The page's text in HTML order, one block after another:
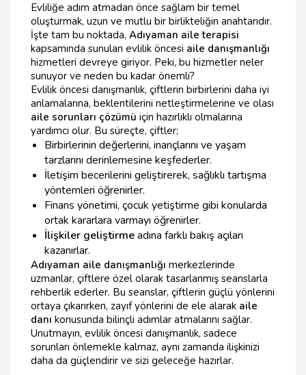
Evliliğe adım atmadan önce sağlam bir temel
oluşturmak, uzun ve mutlu bir birlikteliğin anahtarıdır.
İşte tam bu noktada, Adıyaman aile terapisi
kapsamında sunulan evlilik öncesi aile danışmanlığı
hizmetleri devreye giriyor. Peki, bu hizmetler neler
sunuyor ve neden bu kadar önemli?
Evlilik öncesi danışmanlık, çiftlerin birbirlerini daha iyi
anlamalarına, beklentilerini netleştirmelerine ve olası
aile sorunları çözümü için hazırlıklı olmalarına
yardımcı olur. Bu süreçte, çiftler;
Birbirlerinin değerlerini, inançlarını ve yaşam
tarzlarını derinlemesine keşfederler.
İletişim becerilerini geliştirerek, sağlıklı tartışma
yöntemleri öğrenirler.
Finans yönetimi, çocuk yetiştirme gibi konularda
ortak kararlara varmayı öğrenirler.
İlişkiler geliştirmeadına farklı bakış açıları
kazanırlar.
Adıyaman aile danışmanlığı merkezlerinde
uzmanlar, çiftlere özel olarak tasarlanmış seanslarla
rehberlik ederler. Bu seanslar, çiftlerin güçlü yönlerini
ortaya çıkarırken, zayıf yönlerini de ele alarak aile
danı konusunda bilinçli adımlar atmalarını sağlar.
Unutmayın, evlilik öncesi danışmanlık, sadece
sorunları önlemekle kalmaz, aynı zamanda ilişkinizi
daha da güçlendirir ve sizi geleceğe hazırlar.